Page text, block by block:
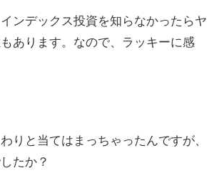
ンデックス投資を知らなかったらヤ
あります。なので、ラッキーに感
りと当てはまっちゃったんですが、
たか？